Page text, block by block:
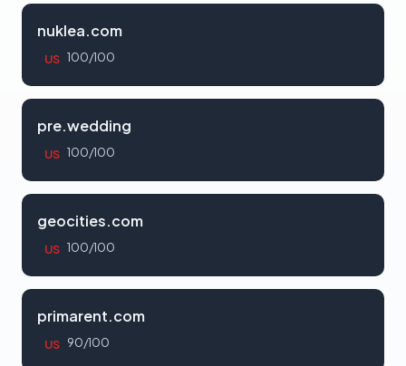
nuklea.com
US 100/100
pre.wedding
US 100/100
geocities.com
US 100/100
primarent.com
US 90/100